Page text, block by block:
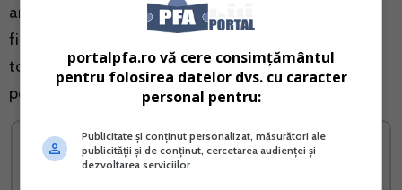
anul viitor, vor creste obligatiile de plata pentru PFA,
fiind introdusa contributia de pensii de 10,5% pentru
toate venturile obtinute din activitati independente,
potrivit
Contabilul.ro.
portalpfa.ro vă cere consimțământul
pentru folosirea datelor dvs. cu caracter
personal pentru:
Publicitate și conținut personalizat, măsurători ale
publicității și de conținut, cercetarea audienței și
dezvoltarea serviciilor